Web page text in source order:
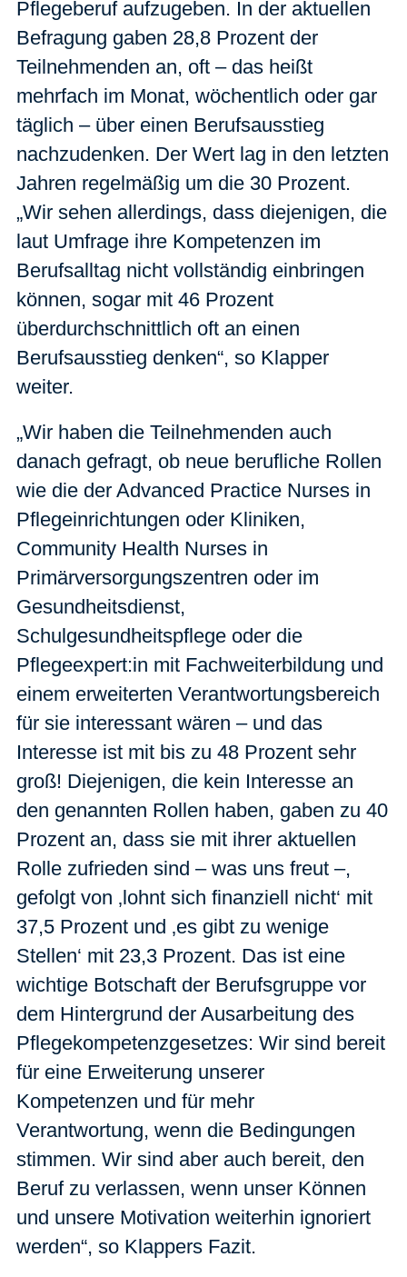
Pflegeberuf aufzugeben. In der aktuellen
Befragung gaben 28,8 Prozent der
Teilnehmenden an, oft – das heißt
mehrfach im Monat, wöchentlich oder gar
täglich – über einen Berufsausstieg
nachzudenken. Der Wert lag in den letzten
Jahren regelmäßig um die 30 Prozent.
„Wir sehen allerdings, dass diejenigen, die
laut Umfrage ihre Kompetenzen im
Berufsalltag nicht vollständig einbringen
können, sogar mit 46 Prozent
überdurchschnittlich oft an einen
Berufsausstieg denken“, so Klapper
weiter.
„Wir haben die Teilnehmenden auch
danach gefragt, ob neue berufliche Rollen
wie die der Advanced Practice Nurses in
Pflegeinrichtungen oder Kliniken,
Community Health Nurses in
Primärversorgungszentren oder im
Gesundheitsdienst,
Schulgesundheitspflege oder die
Pflegeexpert:in mit Fachweiterbildung und
einem erweiterten Verantwortungsbereich
für sie interessant wären – und das
Interesse ist mit bis zu 48 Prozent sehr
groß! Diejenigen, die kein Interesse an
den genannten Rollen haben, gaben zu 40
Prozent an, dass sie mit ihrer aktuellen
Rolle zufrieden sind – was uns freut –,
gefolgt von ‚lohnt sich finanziell nicht‘ mit
37,5 Prozent und ‚es gibt zu wenige
Stellen‘ mit 23,3 Prozent. Das ist eine
wichtige Botschaft der Berufsgruppe vor
dem Hintergrund der Ausarbeitung des
Pflegekompetenzgesetzes: Wir sind bereit
für eine Erweiterung unserer
Kompetenzen und für mehr
Verantwortung, wenn die Bedingungen
stimmen. Wir sind aber auch bereit, den
Beruf zu verlassen, wenn unser Können
und unsere Motivation weiterhin ignoriert
werden“, so Klappers Fazit.